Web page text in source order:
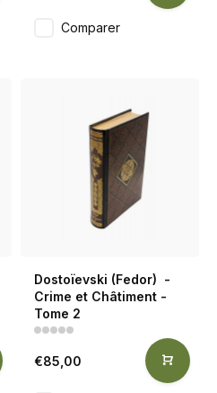
Comparer
Dostoïevski (Fedor) -
Crime et Châtiment -
Tome 2
€85,00